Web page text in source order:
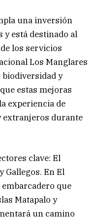
una inversión
y está destinado al
los servicios
Los Manglares
biodiversidad y
estas mejoras
experiencia de
extranjeros durante
clave: El
Gallegos. En El
que
Matapalo y
un camino